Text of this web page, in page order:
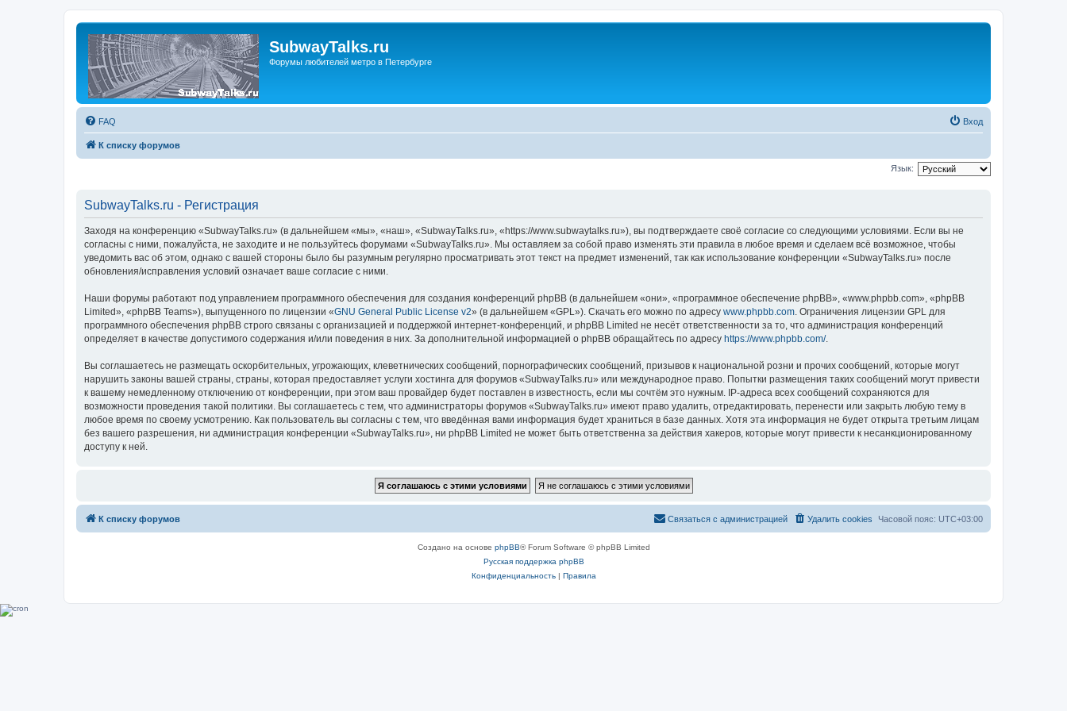
SubwayTalks.ru
Форумы любителей метро в Петербурге
FAQ Вход
К списку форумов
Язык:
SubwayTalks.ru - Регистрация
Заходя на конференцию «SubwayTalks.ru» (в дальнейшем «мы», «наш», «SubwayTalks.ru», «https://www.subwaytalks.ru»), вы подтверждаете своё согласие со следующими условиями. Если вы не
согласны с ними, пожалуйста, не заходите и не пользуйтесь форумами «SubwayTalks.ru». Мы оставляем за собой право изменять эти правила в любое время и сделаем всё возможное, чтобы
уведомить вас об этом, однако с вашей стороны было бы разумным регулярно просматривать этот текст на предмет изменений, так как использование конференции «SubwayTalks.ru» после
обновления/исправления условий означает ваше согласие с ними.
Наши форумы работают под управлением программного обеспечения для создания конференций phpBB (в дальнейшем «они», «программное обеспечение phpBB», «www.phpbb.com», «phpBB
Limited», «phpBB Teams»), выпущенного по лицензии «GNU General Public License v2» (в дальнейшем «GPL»). Скачать его можно по адресу www.phpbb.com . Ограничения лицензии GPL для
программного обеспечения phpBB строго связаны с организацией и поддержкой интернет-конференций, и phpBB Limited не несёт ответственности за то, что администрация конференций
определяет в качестве допустимого содержания и/или поведения в них. За дополнительной информацией о phpBB обращайтесь по адресу https://www.phpbb.com/.
Вы соглашаетесь не размещать оскорбительных, угрожающих, клеветнических сообщений, порнографических сообщений, призывов к национальной розни и прочих сообщений, которые могут
нарушить законы вашей страны, страны, которая предоставляет услуги хостинга для форумов «SubwayTalks.ru» или международное право. Попытки размещения таких сообщений могут привести
к вашему немедленному отключению от конференции, при этом ваш провайдер будет поставлен в известность, если мы сочтём это нужным. IP-адреса всех сообщений сохраняются для
возможности проведения такой политики. Вы соглашаетесь с тем, что администраторы форумов «SubwayTalks.ru» имеют право удалить, отредактировать, перенести или закрыть любую тему в
любое время по своему усмотрению. Как пользователь вы согласны с тем, что введённая вами информация будет храниться в базе данных. Хотя эта информация не будет открыта третьим лицам
без вашего разрешения, ни администрация конференции «SubwayTalks.ru», ни phpBB Limited не может быть ответственна за действия хакеров, которые могут привести к несанкционированному
доступу к ней.
К списку форумов Часовой пояс: UTC+03:00
Удалить cookies
Связаться с администрацией
Создано на основе phpBB® Forum Software © phpBB Limited
Русская поддержка phpBB
Конфиденциальность| Правила